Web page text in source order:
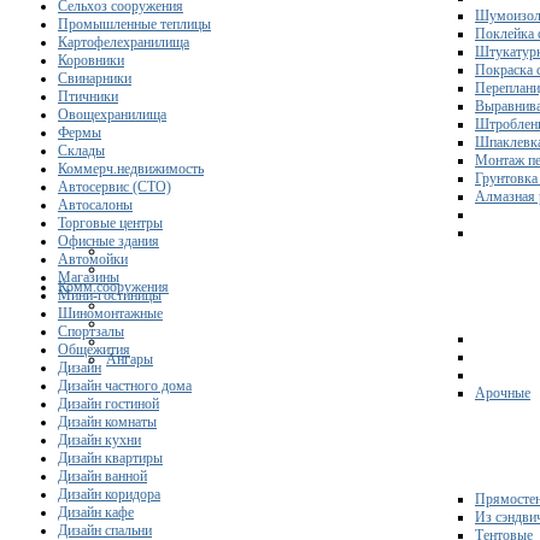
Поклейка
Покраска
Монтаж
Грунтовка
Алмазная
Комм.сооружения
Ангары
Арочные
Из
Тентовые
Сельхоз сооружения
Промышленные теплицы
Картофелехранилища
Коровники
Свинарники
Птичники
Овощехранилища
Фермы
Склады
Коммерч.недвижимость
Автосервис (СТО)
Автосалоны
Торговые центры
Офисные здания
Автомойки
Магазины
Мини-гостиницы
Шиномонтажные
Спортзалы
Общежития
Дизайн
Дизайн частного дома
Дизайн гостиной
Дизайн комнаты
Дизайн кухни
Дизайн квартиры
Дизайн ванной
Дизайн коридора
Дизайн кафе
Дизайн спальни